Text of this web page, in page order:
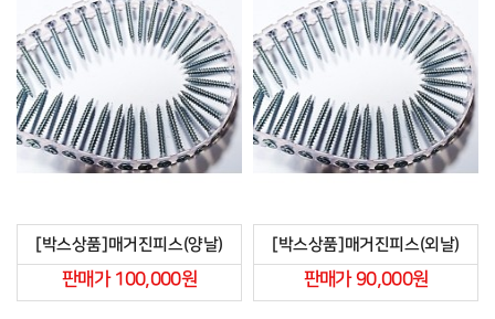
[박스상품]매거진피스(양날)
판매가 100,000원
[박스상품]매거진피스(외날)
판매가 90,000원